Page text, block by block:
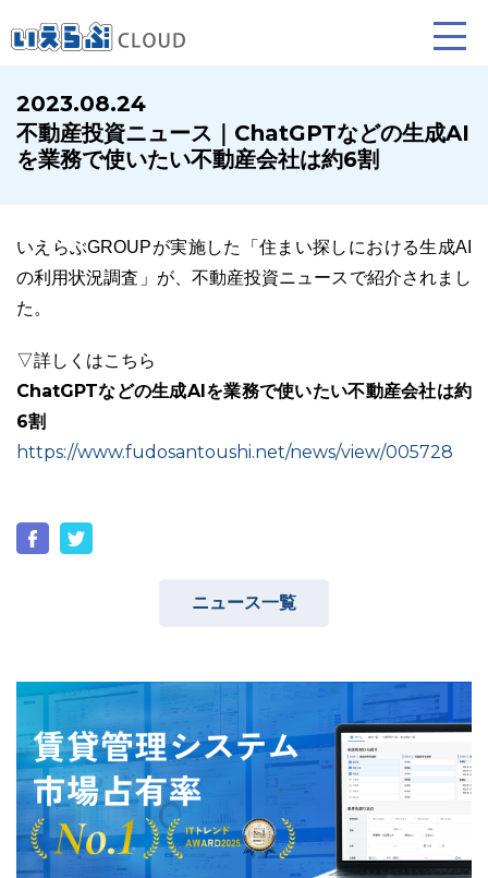
賃貸仲介 売買仲介 賃貸管理
ホームページ制作について
ニュース一覧 お役立ちブログ 資料ダウンロード
2023.08.24
不動産投資ニュース｜ChatGPTなどの生成AI
を業務で使いたい不動産会社は約6割
いえらぶGROUPが実施した「住まい探しにおける生成AI
の利用状況調査」が、不動産投資ニュースで紹介されまし
た。
▽詳しくはこちら
ChatGPTなどの生成AIを業務で使いたい不動産会社は約
6割
https://www.fudosantoushi.net/news/view/005728
ニュース一覧